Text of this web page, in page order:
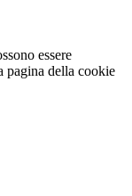
essere
pagina della cookie